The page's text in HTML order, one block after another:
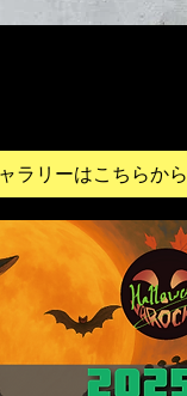
ラリーはこちらから